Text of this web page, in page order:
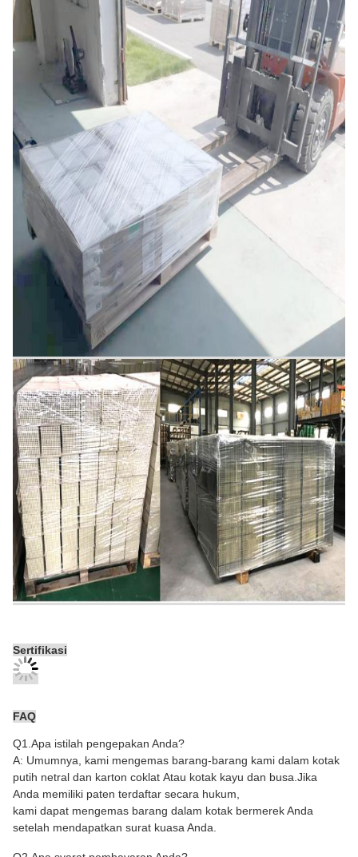
Sertifikasi
FAQ
Q1.Apa istilah pengepakan Anda?
A: Umumnya, kami mengemas barang-barang kami dalam kotak
putih netral dan karton coklat Atau kotak kayu dan busa .Jika
Anda memiliki paten terdaftar secara hukum,
kami dapat mengemas barang dalam kotak bermerek Anda
setelah mendapatkan surat kuasa Anda.